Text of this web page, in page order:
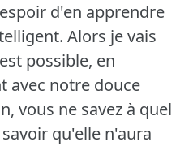
d'en apprendre
Alors je vais
possible, en
avec notre douce
vous ne savez à quel
qu'elle n'aura